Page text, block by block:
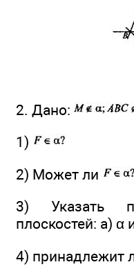
2. Дано:
1)
2) Может ли
3) Указать
плоскостей: а)
4) принадлежит